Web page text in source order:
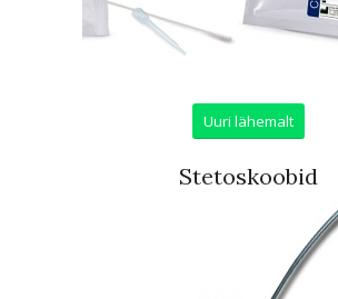
Uuri lähemalt
Stetoskoobid